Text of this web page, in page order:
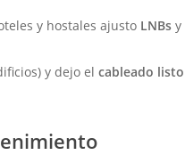
y hostales ajusto LNBs y
y dejo elcableado listo